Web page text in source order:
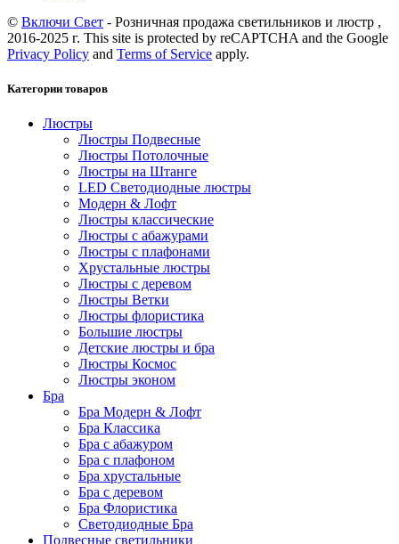
© Включи Свет - Розничная продажа светильников и люстр ,
2016-2025 г. This site is protected by reCAPTCHA and the Google
Privacy Policy and Terms of Service apply.
Категории товаров
Люстры
Люстры Подвесные
Люстры Потолочные
Люстры на Штанге
LED Светодиодные люстры
Модерн & Лофт
Люстры классические
Люстры с абажурами
Люстры с плафонами
Хрустальные люстры
Люстры с деревом
Люстры Ветки
Люстры флористика
Большие люстры
Детские люстры и бра
Люстры Космос
Люстры эконом
Бра
Бра Модерн & Лофт
Бра Классика
Бра с абажуром
Бра с плафоном
Бра хрустальные
Бра с деревом
Бра Флористика
Светодиодные Бра
Подвесные светильники